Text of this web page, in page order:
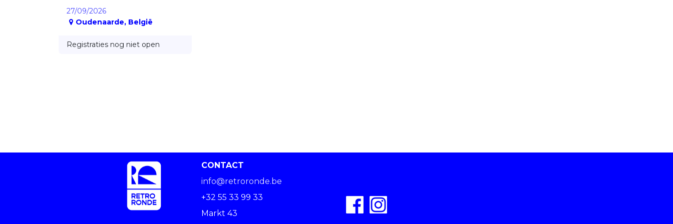
27/09/2026
Oudenaarde, België
Registraties nog niet open
CONTACT
info@retroronde.be
+32 55 33 99 33
Markt 43